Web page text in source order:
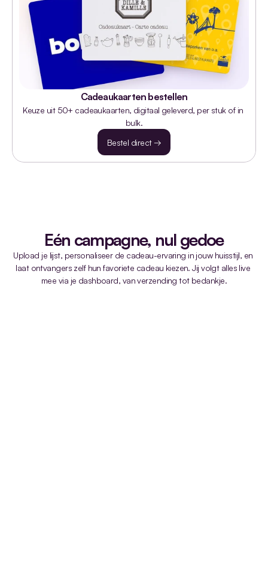
Cadeaukaarten bestellen
Keuze uit 50+ cadeaukaarten, digitaal geleverd, per stuk of in
bulk.
Bestel direct →
Eén campagne, nul gedoe
Upload je lijst, personaliseer de cadeau-ervaring in jouw huisstijl, en
laat ontvangers zelf hun favoriete cadeau kiezen. Jij volgt alles live
mee via je dashboard, van verzending tot bedankje.